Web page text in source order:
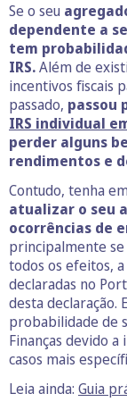
Se o seu
dependente a
tem
IRS.Além de
incentivos fiscais
passado, passou
IRS individual
perder alguns
rendimentos e
Contudo, tenha
atualizar o seu
ocorrências de
principalmente
todos os efeitos,
declaradas no
desta declaração.
probabilidade de
Finanças devido
casos mais
Leia ainda: Guia